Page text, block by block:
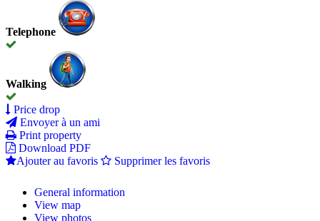
Telephone
Walking
Price drop
Envoyer à un ami
Print property
Download PDF
Ajouter au favoris
Supprimer les favoris
General information
View map
View photos